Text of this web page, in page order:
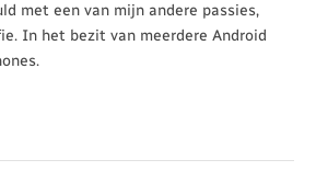
met een van mijn andere passies,
In het bezit van meerdere Android